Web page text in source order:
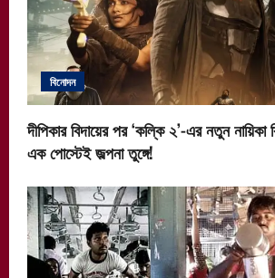
বিনোদন
দীপিকার বিদায়ের পর ‘কল্কি ২’-এর নতুন
এক পোস্টেই জল্পনা তুঙ্গে!